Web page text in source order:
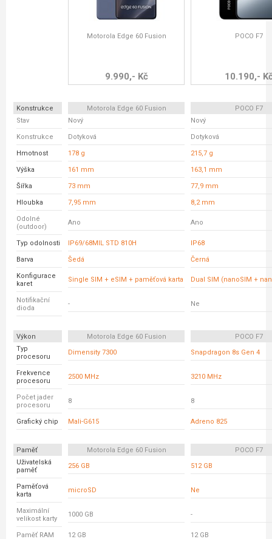
Motorola Edge 60 Fusion
9.990,- Kč
POCO F7
10.190,-
Konstrukce Motorola Edge 60 Fusion
POCO F7
Stav
Nový Nový
Konstrukce Dotyková Dotyková
Hmotnost 178 g 215,7 g
Výška 161 mm 163,1 mm
Šířka 73 mm 77,9 mm
Hloubka 7,95 mm 8,2 mm
Odolné
(outdoor)
Ano Ano
Typ odolnosti IP69/68MIL STD 810H IP68
Barva Šedá Černá
Konfigurace
karet
Single SIM + eSIM + paměťová karta Dual SIM (nanoSIM +
Notifikační
dioda
- Ne
Výkon Motorola Edge 60 Fusion
POCO F7
Typ
procesoru
Dimensity 7300 Snapdragon 8s Gen 4
Frekvence
procesoru
2500 MHz 3210 MHz
Počet jader
procesoru
8 8
Grafický chip Mali-G615 Adreno 825
Paměť Motorola Edge 60 Fusion
POCO F7
Uživatelská
paměť
256 GB 512 GB
Paměťová
karta
microSD Ne
Maximální
velikost karty
1000 GB -
Paměť RAM 12 GB 12 GB